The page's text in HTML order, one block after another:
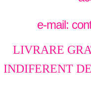
e-mail:
LIVRARE
INDIFERENT